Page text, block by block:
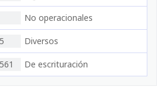
No operacionales
Diversos
De escrituración